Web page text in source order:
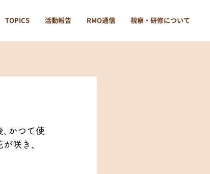
TOPICS 活動報告 RMO通信 視察・研修について
､かつて使
咲き、